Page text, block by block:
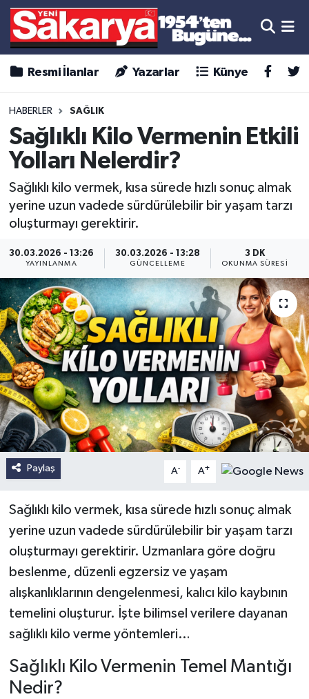
Resmi İlanlar Yazarlar Künye
HABERLER SAĞLIK
Sağlıklı Kilo Vermenin Etkili
Yolları Nelerdir?
Sağlıklı kilo vermek, kısa sürede hızlı sonuç almak
yerine uzun vadede sürdürülebilir bir yaşam tarzı
oluşturmayı gerektirir.
30.03.2026 - 13:26
YAYINLANMA
30.03.2026 - 13:28
GÜNCELLEME
3 DK
OKUNMA SÜRESI
Paylaş A- A+
Sağlıklı kilo vermek, kısa sürede hızlı sonuç almak
yerine uzun vadede sürdürülebilir bir yaşam tarzı
oluşturmayı gerektirir. Uzmanlara göre doğru
beslenme, düzenli egzersiz ve yaşam
alışkanlıklarının dengelenmesi, kalıcı kilo kaybının
temelini oluşturur. İşte bilimsel verilere dayanan
sağlıklı kilo verme yöntemleri…
Sağlıklı Kilo Vermenin Temel Mantığı
Nedir?